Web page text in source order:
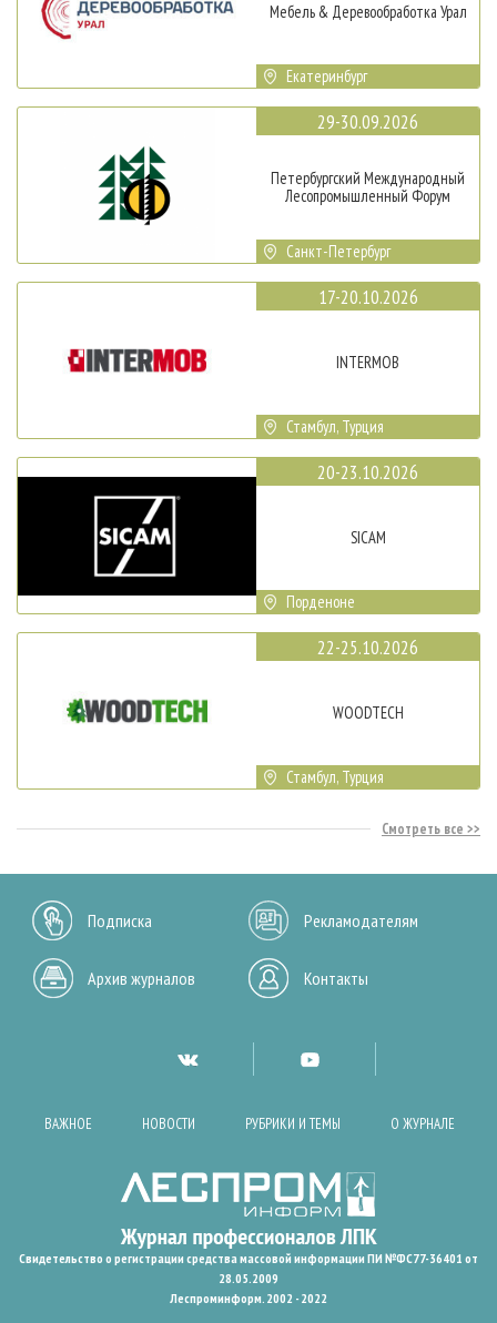
Мебель & Деревообработка Урал
Екатеринбург
29-30.09.2026
Петербургский Международный
Лесопромышленный Форум
Санкт-Петербург
17-20.10.2026
INTERMOB
Стамбул, Турция
20-23.10.2026
SICAM
Порденоне
22-25.10.2026
WOODTECH
Стамбул, Турция
Смотреть все
Подписка Рекламодателям
Архив журналов Контакты
ВАЖНОЕ НОВОСТИ РУБРИКИ И ТЕМЫ О ЖУРНАЛЕ
Свидетельство о регистрации средства массовой информации ПИ №ФС77-36401 от
28.05.2009
Леспроминформ. 2002 - 2022